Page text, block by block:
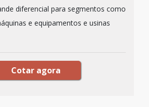
diferencial para segmentos como
e equipamentos e usinas
Cotar agora